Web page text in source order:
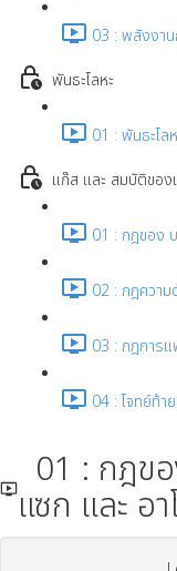
03 : พลังงาน
พันธะโลหะ
01 : พันธะโล
แก๊ส และ สมบัติขอ
01 : กฎของ
02 : กฎควา
03 : กฎการ
04 : โจทย์ท้า
01 : กฎข
แซก และ อา